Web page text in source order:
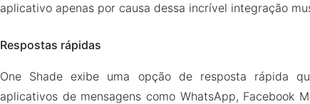
aplicativo apenas por causa dessa incrível integração
Respostas rápidas
One Shade exibe uma opção de resposta rápida
aplicativos de mensagens como WhatsApp, Facebook